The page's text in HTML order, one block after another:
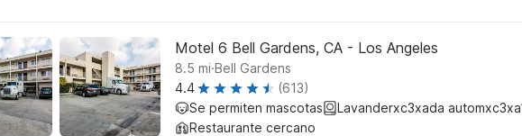
Motel 6 Bell Gardens, CA - Los Angeles
8.5 mi.Bell Gardens
4.4
(613)
Se permiten mascotas
Lavanderxc3xada
Restaurante cercano